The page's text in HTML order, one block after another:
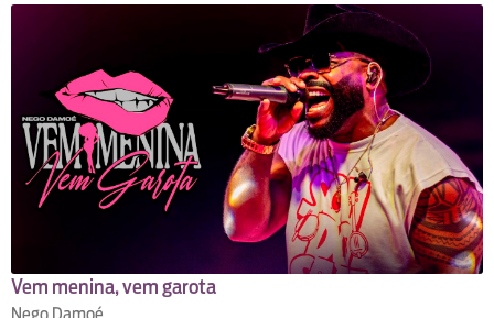
Vem menina, vem garota